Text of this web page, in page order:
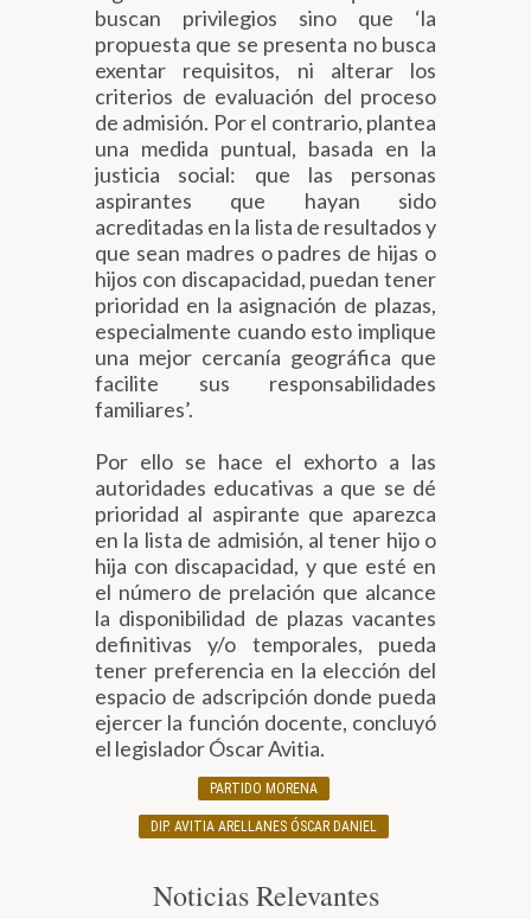
buscan privilegios sino que ‘la
propuesta que se presenta no busca
exentar requisitos, ni alterar los
criterios de evaluación del proceso
de admisión. Por el contrario, plantea
una medida puntual, basada en la
justicia social: que las personas
aspirantes que hayan sido
acreditadas en la lista de resultados y
que sean madres o padres de hijas o
hijos con discapacidad, puedan tener
prioridad en la asignación de plazas,
especialmente cuando esto implique
una mejor cercanía geográfica que
facilite sus responsabilidades
familiares’.
Por ello se hace el exhorto a las
autoridades educativas a que se dé
prioridad al aspirante que aparezca
en la lista de admisión, al tener hijo o
hija con discapacidad, y que esté en
el número de prelación que alcance
la disponibilidad de plazas vacantes
definitivas y/o temporales, pueda
tener preferencia en la elección del
espacio de adscripción donde pueda
ejercer la función docente, concluyó
el legislador Óscar Avitia.
PARTIDO MORENA
DIP. AVITIA ARELLANES ÓSCAR DANIEL
Noticias Relevantes